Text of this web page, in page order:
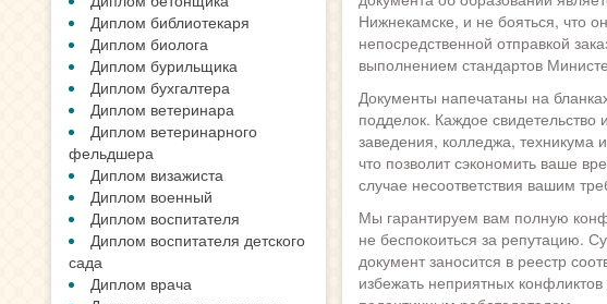
Диплом библиотекаря
Диплом биолога
Диплом бурильщика
Диплом бухгалтера
Диплом ветеринара
Диплом ветеринарного
фельдшера
Диплом визажиста
Диплом военный
Диплом воспитателя
Диплом воспитателя детского
сада
Диплом врача
Нижнекамске, и не бояться, что
непосредственной отправкой
выполнением стандартов
Документы напечатаны на
подделок. Каждое
заведения, колледжа, техникума
что позволит сэкономить ваше
случае несоответствия вашим
Мы гарантируем вам полную
не беспокоиться за репутацию.
документ заносится в реестр
избежать неприятных